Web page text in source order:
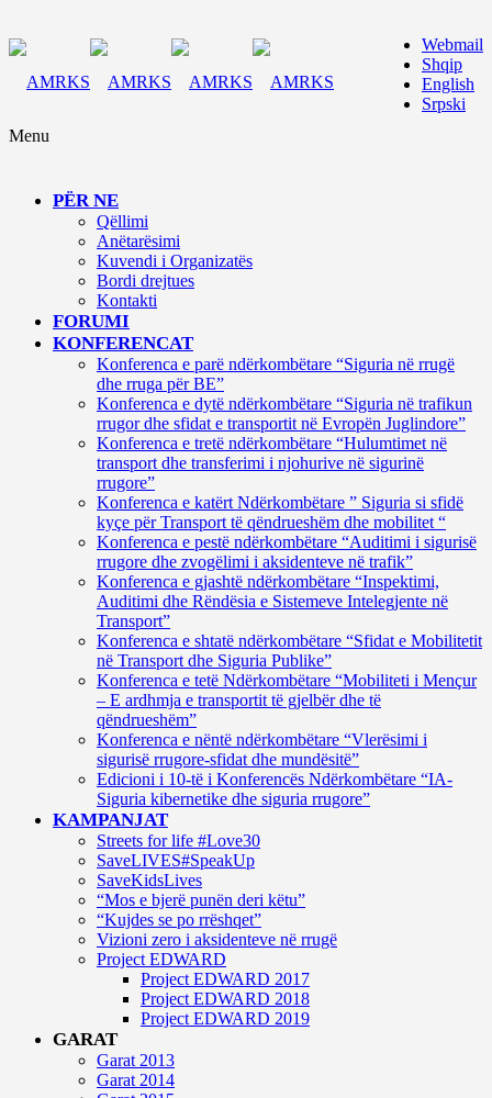
Webmail
Shqip
English
Srpski
Menu
PËR NE
Qëllimi
Anëtarësimi
Kuvendi i Organizatës
Bordi drejtues
Kontakti
FORUMI
KONFERENCAT
Konferenca e parë ndërkombëtare “Siguria në rrugë
dhe rruga për BE”
Konferenca e dytë ndërkombëtare “Siguria në trafikun
rrugor dhe sfidat e transportit në Evropën Juglindore”
Konferenca e tretë ndërkombëtare “Hulumtimet në
transport dhe transferimi i njohurive në sigurinë
rrugore”
Konferenca e katërt Ndërkombëtare ” Siguria si sfidë
kyçe për Transport të qëndrueshëm dhe mobilitet “
Konferenca e pestë ndërkombëtare “Auditimi i sigurisë
rrugore dhe zvogëlimi i aksidenteve në trafik”
Konferenca e gjashtë ndërkombëtare “Inspektimi,
Auditimi dhe Rëndësia e Sistemeve Intelegjente në
Transport”
Konferenca e shtatë ndërkombëtare “Sfidat e Mobilitetit
në Transport dhe Siguria Publike”
Konferenca e tetë Ndërkombëtare “Mobiliteti i Mençur
– E ardhmja e transportit të gjelbër dhe të
qëndrueshëm”
Konferenca e nëntë ndërkombëtare “Vlerësimi i
sigurisë rrugore-sfidat dhe mundësitë”
Edicioni i 10-të i Konferencës Ndërkombëtare “IA-
Siguria kibernetike dhe siguria rrugore”
KAMPANJAT
Streets for life #Love30
SaveLIVES#SpeakUp
SaveKidsLives
“Mos e bjerë punën deri këtu”
“Kujdes se po rrëshqet”
Vizioni zero i aksidenteve në rrugë
Project EDWARD
Project EDWARD 2017
Project EDWARD 2018
Project EDWARD 2019
GARAT
Garat 2013
Garat 2014